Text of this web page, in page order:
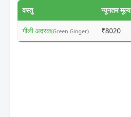
वस्तु न्यूनतम मूल्य
गीली अदरक(Green Ginger) ₹8020